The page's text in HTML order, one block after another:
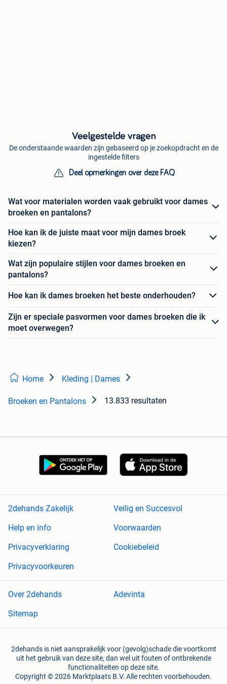
Veelgestelde vragen
De onderstaande waarden zijn gebaseerd op je zoekopdracht en de
ingestelde filters
Deel opmerkingen over deze FAQ
Wat voor materialen worden vaak gebruikt voor dames
broeken en pantalons?
Hoe kan ik de juiste maat voor mijn dames broek
kiezen?
Wat zijn populaire stijlen voor dames broeken en
pantalons?
Hoe kan ik dames broeken het beste onderhouden?
Zijn er speciale pasvormen voor dames broeken die ik
moet overwegen?
Home Kleding | Dames
Broeken en Pantalons 13.833 resultaten
2dehands Zakelijk
Veilig en Succesvol
Help en info
Voorwaarden
Privacyverklaring
Cookiebeleid
Privacyvoorkeuren
Over 2dehands
Adevinta
Sitemap
2dehands is niet aansprakelijk voor (gevolg)schade die voortkomt
uit het gebruik van deze site, dan wel uit fouten of ontbrekende
functionaliteiten op deze site.
Copyright © 2026 Marktplaats B.V. Alle rechten voorbehouden.